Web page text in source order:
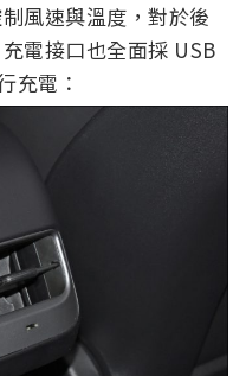
風速與溫度，對於後
電接口也全面採 USB
充電：